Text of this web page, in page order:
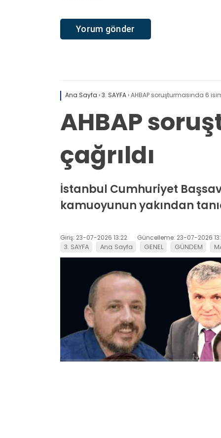
Ana Sayfa ›3. SAYFA›AHBAP soruşturmasında 6
AHBAP
çağrıldı
İstanbul Cumhuriyet
kamuoyunun yakından
Giriş: 23-07-2026 13:22 Güncelleme: 23-07-2026
3. SAYFA Ana Sayfa GENEL GÜNDEM